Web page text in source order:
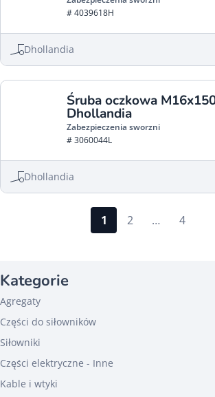
# 4039618H
Dhollandia
Śruba oczkowa
Dhollandia
Zabezpieczenia sworzni
# 3060044L
Dhollandia
1 2 … 4
Kategorie
Agregaty
Części do siłowników
Siłowniki
Części elektryczne - Inne
Kable i wtyki